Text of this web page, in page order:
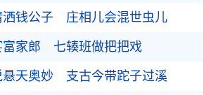
钱公子 庄相儿会混世虫儿
家郎 七辏班做把把戏
天奥妙 支古今带跎子过溪